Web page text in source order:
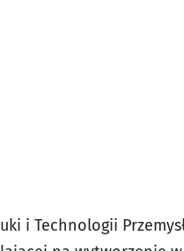
i Technologii